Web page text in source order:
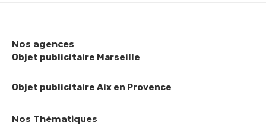
Nos agences
Objet publicitaire Marseille
Objet publicitaire Aix en Provence
Nos Thématiques